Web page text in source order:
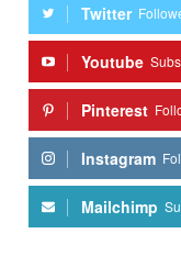
Twitter
Youtube
Pinterest
Instagram
Mailchimp